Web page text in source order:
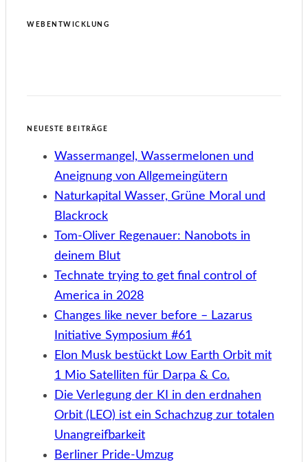
WEBENTWICKLUNG
NEUESTE BEITRÄGE
Wassermangel, Wassermelonen und
Aneignung von Allgemeingütern
Naturkapital Wasser, Grüne Moral und
Blackrock
Tom-Oliver Regenauer: Nanobots in
deinem Blut
Technate trying to get final control of
America in 2028
Changes like never before – Lazarus
Initiative Symposium #61
Elon Musk bestückt Low Earth Orbit mit
1 Mio Satelliten für Darpa & Co.
Die Verlegung der KI in den erdnahen
Orbit (LEO) ist ein Schachzug zur totalen
Unangreifbarkeit
Berliner Pride-Umzug